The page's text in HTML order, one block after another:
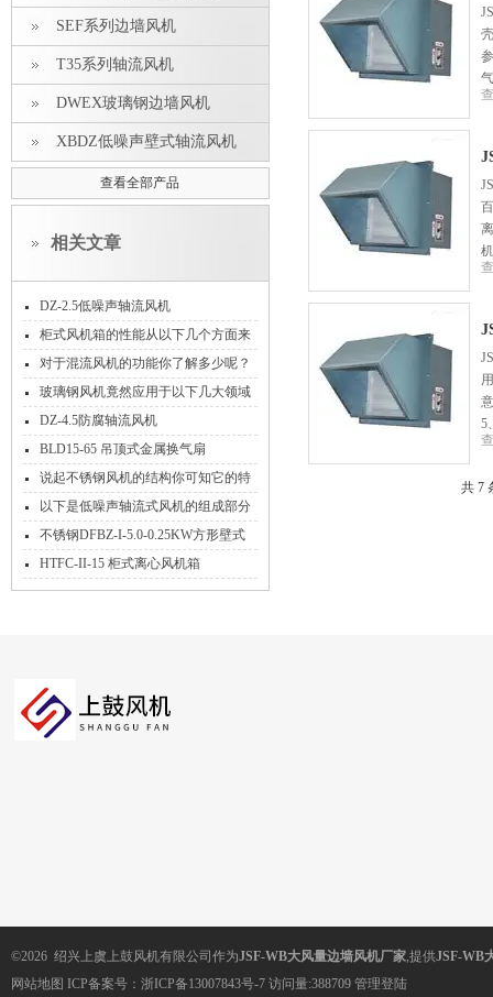
SEF系列边墙风机
T35系列轴流风机
DWEX玻璃钢边墙风机
XBDZ低噪声壁式轴流风机
查看全部产品
相关文章
DZ-2.5低噪声轴流风机
柜式风机箱的性能从以下几个方面来
衡量
对于混流风机的功能你了解多少呢？
玻璃钢风机竟然应用于以下几大领域
DZ-4.5防腐轴流风机
BLD15-65 吊顶式金属换气扇
说起不锈钢风机的结构你可知它的特
点是什么？
以下是低噪声轴流式风机的组成部分
及其功能
不锈钢DFBZ-I-5.0-0.25KW方形壁式
轴流风机
HTFC-II-15 柜式离心风机箱
5
共 7
©2026 绍兴上虞上鼓风机有限公司作为JSF-WB大风量边墙风机厂家,提供JSF-WB
网站地图 ICP备案号： 浙ICP备13007843号-7 访问量:388709 管理登陆